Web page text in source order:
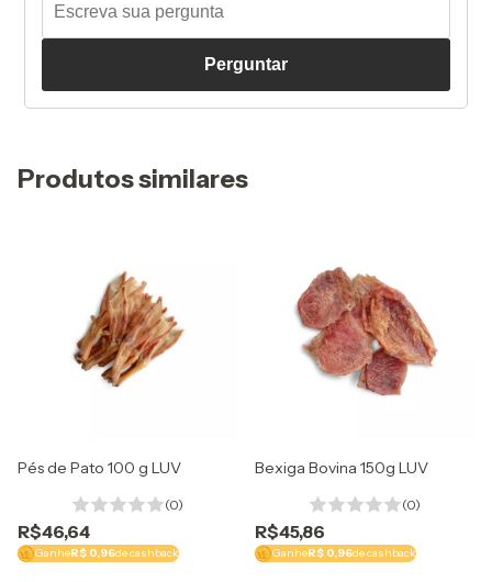
Perguntar
Produtos similares
Pés de Pato 100 g LUV
(0)
R$46,64
GanheR$ 0,96de cashback
Bexiga Bovina 150g LUV
(0)
R$45,86
GanheR$ 0,96de cashback